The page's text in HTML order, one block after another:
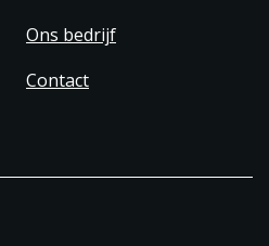
Ons bedrijf
Contact